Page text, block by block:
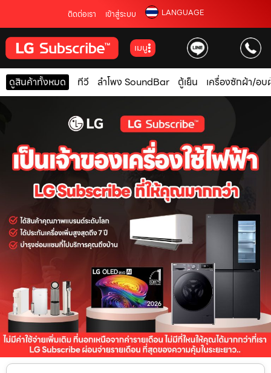
ติดต่อเรา เข้าสู่ระบบ LANGUAGE
เมนู
ดูสินค้าทั้งหมด ทีวี ลำโพง SoundBar ตู้เย็น เครื่องซักผ้า/อบ